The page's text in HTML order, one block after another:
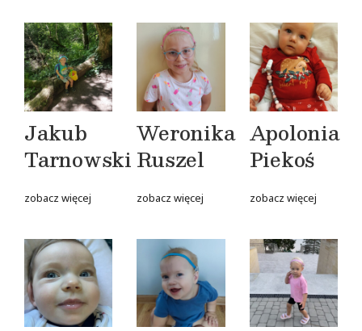
Jakub
Tarnowski
zobacz więcej
Weronika
Ruszel
zobacz więcej
Apolonia
Piekoś
zobacz więcej